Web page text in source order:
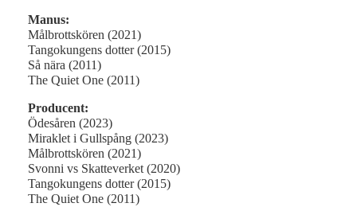
Manus:
Målbrottskören (2021)
Tangokungens dotter (2015)
Så nära (2011)
The Quiet One (2011)
Producent:
Ödesåren (2023)
Miraklet i Gullspång (2023)
Målbrottskören (2021)
Svonni vs Skatteverket (2020)
Tangokungens dotter (2015)
The Quiet One (2011)